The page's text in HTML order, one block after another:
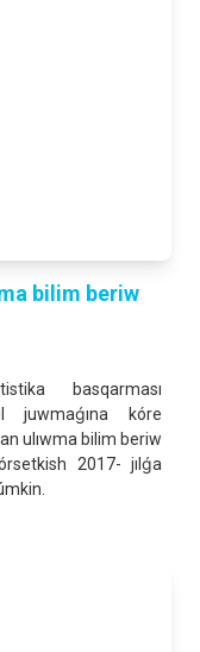
bilim beriw
basqarması
juwmaǵına kóre
ulıwma bilim beriw
2017- jılǵa